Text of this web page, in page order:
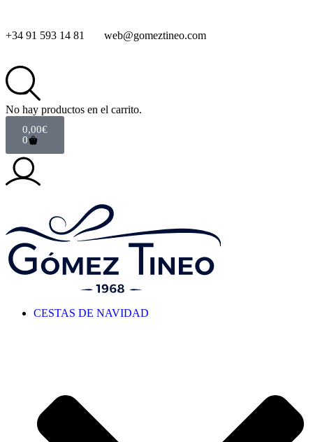
+34 91 593 14 81 web@gomeztineo.com
No hay productos en el carrito.
0,00€
0
CESTAS DE NAVIDAD